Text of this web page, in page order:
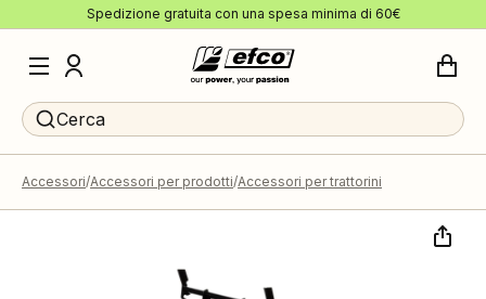
Spedizione gratuita con una spesa minima di 60€
Cerca
Accessori Accessori per prodotti Accessori per trattorini